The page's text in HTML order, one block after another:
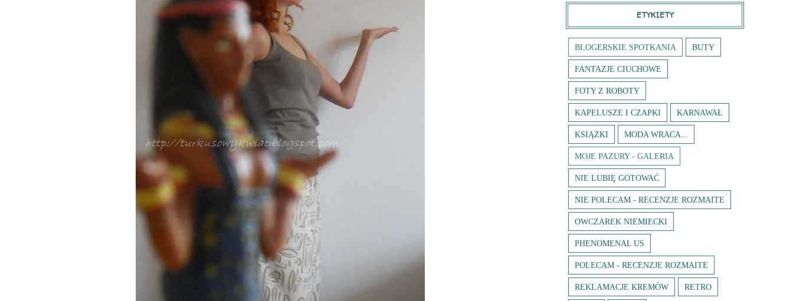
ETYKIETY
BLOGERSKIE SPOTKANIA BUTY
FANTAZJE CIUCHOWE
FOTY Z ROBOTY
KAPELUSZE I CZAPKI KARNAWAŁ
KSIĄŻKI MODA WRACA...
MOJE PAZURY - GALERIA
NIE LUBIĘ GOTOWAĆ
NIE POLECAM - RECENZJE ROZMAITE
OWCZAREK NIEMIECKI
PHENOMENAL US
POLECAM - RECENZJE ROZMAITE
REKLAMACJE KREMÓW RETRO